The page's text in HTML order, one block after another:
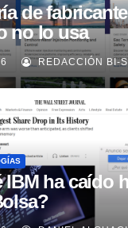
de
no lo usa
según
REDACCIÓN BI-
IBM ha caído